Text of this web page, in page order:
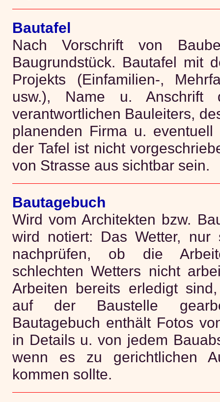
Bautafel
Nach Vorschrift von
Baugrundstück. Bautafel mit
Projekts (Einfamilien-,
usw.), Name u. Anschrift
verantwortlichen Bauleiters,
planenden Firma u.
der Tafel ist nicht
von Strasse aus sichtbar sein.
Bautagebuch
Wird vom Architekten bzw.
wird notiert: Das Wetter,
nachprüfen, ob die
schlechten Wetters nicht
Arbeiten bereits erledigt
auf der Baustelle
Bautagebuch enthält Fotos
in Details u. von jedem
wenn es zu gerichtlichen
kommen sollte.